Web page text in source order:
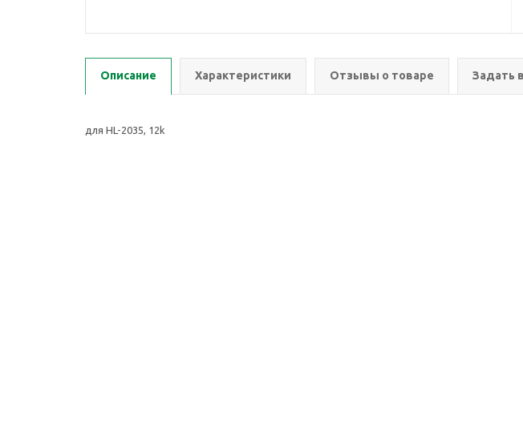
Описание Характеристики Отзывы о товаре Задать
для HL-2035, 12k